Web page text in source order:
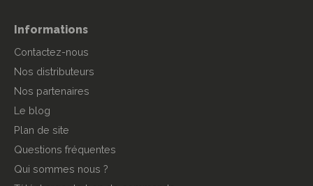
Informations
Contactez-nous
Nos distributeurs
Nos partenaires
Le blog
Plan de site
Questions fréquentes
Qui sommes nous ?